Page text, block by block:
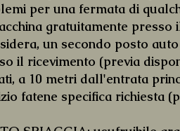
per una fermata di
gratuitamente
un secondo posto
il ricevimento (previa
a 10 metri dall'entrata
fatene specifica richiesta